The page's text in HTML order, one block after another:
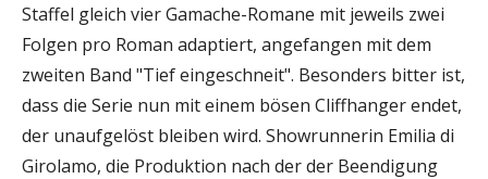
Staffel gleich vier Gamache-Romane mit jeweils zwei
Folgen pro Roman adaptiert, angefangen mit dem
zweiten Band "Tief eingeschneit". Besonders bitter ist,
dass die Serie nun mit einem bösen Cliffhanger endet,
der unaufgelöst bleiben wird. Showrunnerin Emilia di
Girolamo, die Produktion nach der der Beendigung